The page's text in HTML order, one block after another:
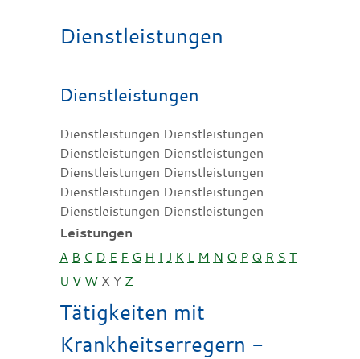
Dienstleistungen
Dienstleistungen
Dienstleistungen Dienstleistungen
Dienstleistungen Dienstleistungen
Dienstleistungen Dienstleistungen
Dienstleistungen Dienstleistungen
Dienstleistungen Dienstleistungen
Leistungen
A B C D E F G H I J K L M N O P Q R S T
U V W X Y Z
Tätigkeiten mit
Krankheitserregern -